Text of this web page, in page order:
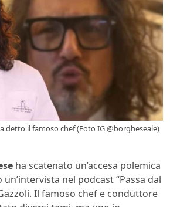
detto il famoso chef (Foto IG @borgheseale)
ha scatenato un’accesa polemica
nel podcast “Passa dal
Il famoso chef e conduttore